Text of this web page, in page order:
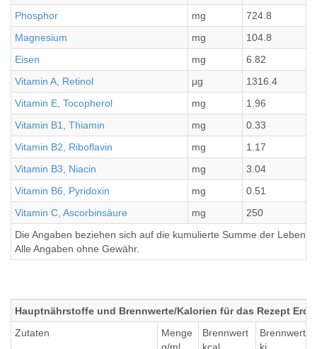
Phosphor
mg
724.8
Magnesium
mg
104.8
Eisen
mg
6.82
Vitamin A, Retinol
µg
1316.4
Vitamin E, Tocopherol
mg
1.96
Vitamin B1, Thiamin
mg
0.33
Vitamin B2, Riboflavin
mg
1.17
Vitamin B3, Niacin
mg
3.04
Vitamin B6, Pyridoxin
mg
0.51
Vitamin C, Ascorbinsäure
mg
250
Die Angaben beziehen sich auf die kumulierte Summe der
Alle Angaben ohne Gewähr.
Hauptnährstoffe und Brennwerte/Kalorien für das Rezept
Zutaten
Menge
Brennwert
Brennwert